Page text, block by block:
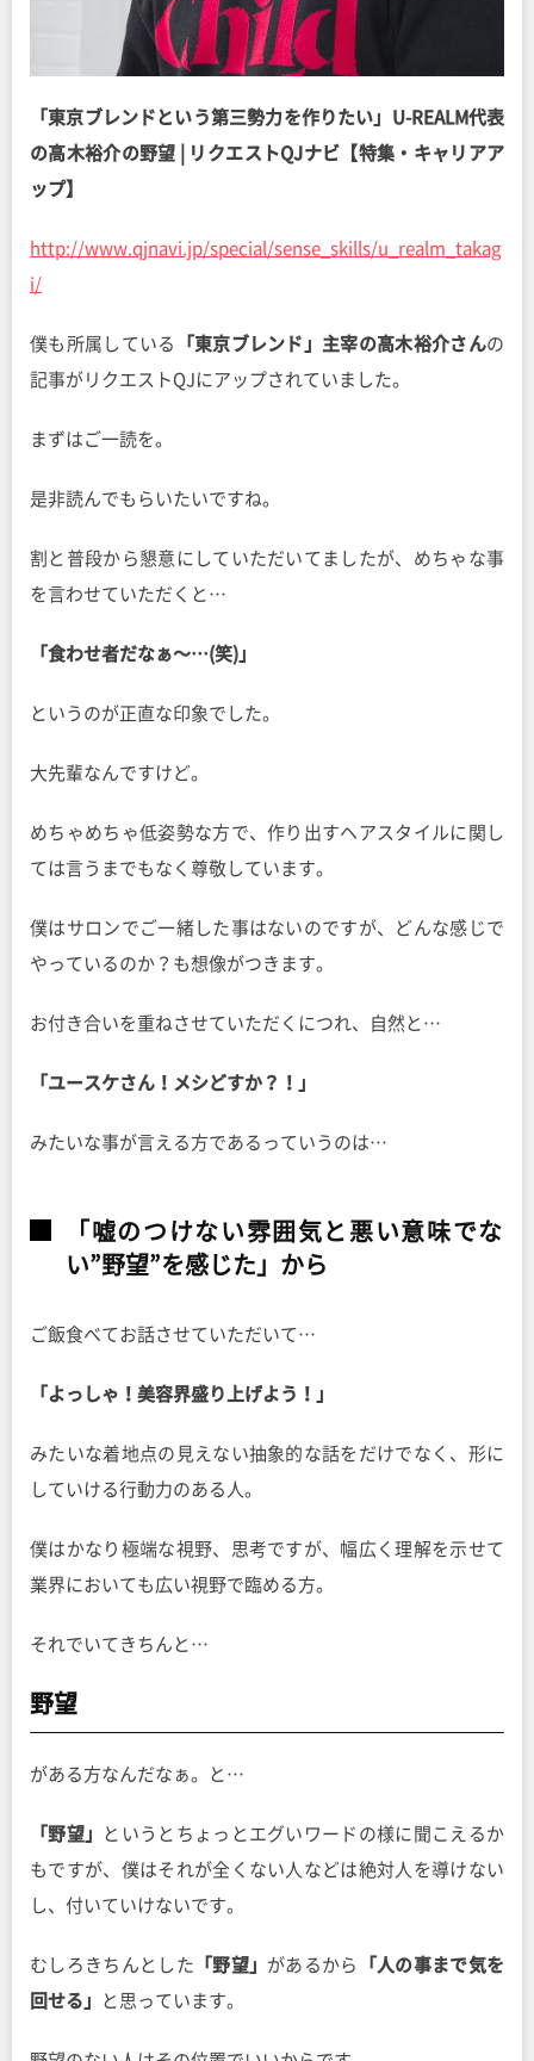
「東京ブレンドという第三勢力を作りたい」U-REALM代表
の高木裕介の野望 | リクエストQJナビ【特集・キャリアア
ップ】
http://www.qjnavi.jp/special/sense_skills/u_realm_takag
i/
僕も所属している 「東京ブレンド」主宰の高木裕介さんの
記事がリクエストQJにアップされていました。
まずはご一読を。
是非読んでもらいたいですね。
割と普段から懇意にしていただいてましたが、めちゃな事
を言わせていただくと…
「食わせ者だなぁ〜…(笑)」
というのが正直な印象でした。
大先輩なんですけど。
めちゃめちゃ低姿勢な方で、作り出すヘアスタイルに関し
ては言うまでもなく尊敬しています。
僕はサロンでご一緒した事はないのですが、どんな感じで
やっているのか？も想像がつきます。
お付き合いを重ねさせていただくにつれ、自然と…
「ユースケさん！メシどすか？！」
みたいな事が言える方であるっていうのは…
「嘘のつけない雰囲気と悪い意味でな
い”野望”を感じた」から
ご飯食べてお話させていただいて…
「よっしゃ！美容界盛り上げよう！」
みたいな着地点の見えない抽象的な話をだけでなく、形に
していける行動力のある人。
僕はかなり極端な視野、思考ですが、幅広く理解を示せて
業界においても広い視野で臨める方。
それでいてきちんと…
野望
がある方なんだなぁ。と…
「野望」
というとちょっとエグいワードの様に聞こえるか
もですが、僕はそれが全くない人などは絶対人を導けない
し、付いていけないです。
むしろきちんとした 「野望」 があるから
「人の事まで気を
回せる」
と思っています。